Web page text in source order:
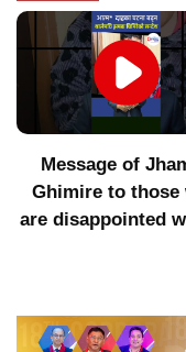
Vivek Mandal